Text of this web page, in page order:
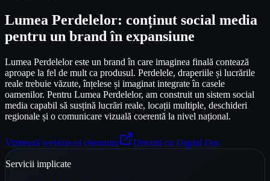
Lumea Perdelelor: conținut social media
pentru un brand în expansiune
Lumea Perdelelor este un brand în care imaginea finală contează
aproape la fel de mult ca produsul. Perdelele, draperiile și lucrările
reale trebuie văzute, înțelese și imaginat integrate în casele
oamenilor. Pentru Lumea Perdelelor, am construit un sistem social
media capabil să susțină lucrări reale, locații multiple, deschideri
regionale și o comunicare vizuală coerentă la nivel național.
Vizitează website-ul clientului Discută cu Digital Dot
Servicii implicate